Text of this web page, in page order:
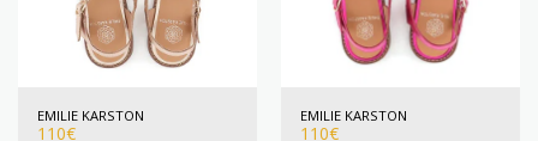
EMILIE KARSTON
110€
EMILIE KARSTON
110€